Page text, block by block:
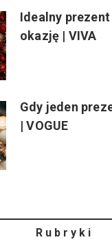
Idealny
okazję | VIVA
Gdy jeden
| VOGUE
Rubryki